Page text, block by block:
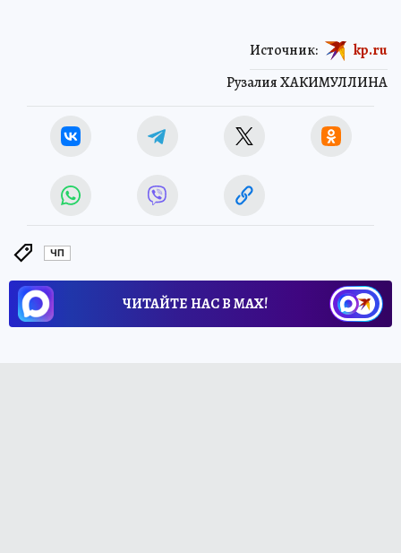
Рузалия ХАКИМУЛЛИНА
Источник: kp.ru
ЧП
ЧИТАЙТЕ НАС В МАХ!